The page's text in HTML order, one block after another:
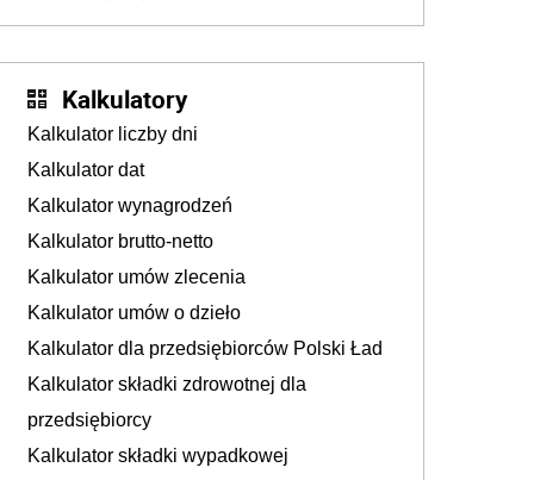
Kalkulatory
Kalkulator liczby dni
Kalkulator dat
Kalkulator wynagrodzeń
Kalkulator brutto-netto
Kalkulator umów zlecenia
Kalkulator umów o dzieło
Kalkulator dla przedsiębiorców Polski Ład
Kalkulator składki zdrowotnej dla
przedsiębiorcy
Kalkulator składki wypadkowej